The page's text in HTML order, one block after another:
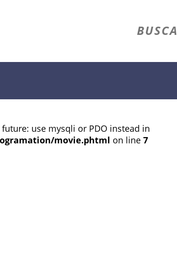
use mysqli or PDO instead in
movie.phtml on line 7